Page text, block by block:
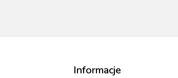
Informacje